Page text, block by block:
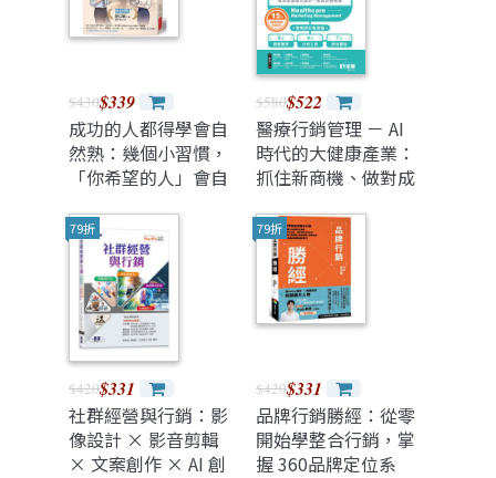
$430$339
成功的人都得學會自
然熟：幾個小習慣，
「你希望的人」會自
$580$522
醫療行銷管理 － AI
時代的大健康產業：
抓住新商機、做對成
79折
$420$331
社群經營與行銷：影
像設計 × 影音剪輯
× 文案創作 × AI 創
79折
$420$331
品牌行銷勝經：從零
開始學整合行銷，掌
握 360品牌定位系